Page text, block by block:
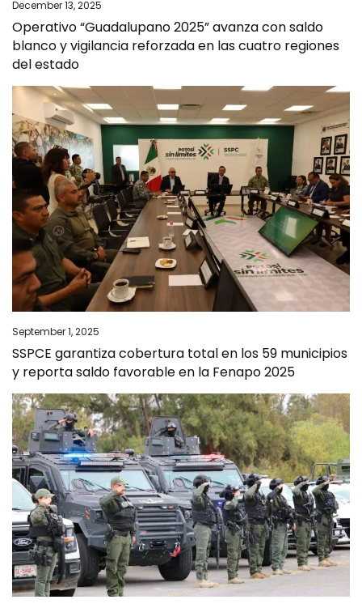
December 13, 2025
Operativo “Guadalupano 2025” avanza con saldo
blanco y vigilancia reforzada en las cuatro regiones
del estado
September 1, 2025
SSPCE garantiza cobertura total en los 59 municipios
y reporta saldo favorable en la Fenapo 2025